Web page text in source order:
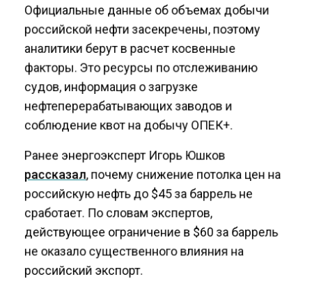
Официальные данные об объемах добычи
российской нефти засекречены, поэтому
аналитики берут в расчет косвенные
факторы. Это ресурсы по отслеживанию
судов, информация о загрузке
нефтеперерабатывающих заводов и
соблюдение квот на добычу ОПЕК+.
Ранее энергоэксперт Игорь Юшков
рассказал, почему снижение потолка цен на
российскую нефть до $45 за баррель не
сработает. По словам экспертов,
действующее ограничение в $60 за баррель
не оказало существенного влияния на
российский экспорт.